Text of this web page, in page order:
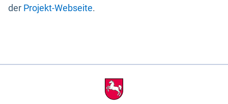
der Projekt-Webseite.